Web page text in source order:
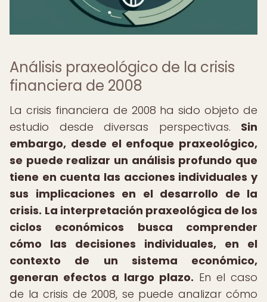
Análisis praxeológico de la crisis
financiera de 2008
La crisis financiera de 2008 ha sido objeto de
estudio desde diversas perspectivas. Sin
embargo, desde el enfoque praxeológico,
se puede realizar un análisis profundo que
tiene en cuenta las acciones individuales y
sus implicaciones en el desarrollo de la
crisis. La interpretación praxeológica de los
ciclos económicos busca comprender
cómo las decisiones individuales, en el
contexto de un sistema económico,
generan efectos a largo plazo. En el caso
de la crisis de 2008, se puede analizar cómo